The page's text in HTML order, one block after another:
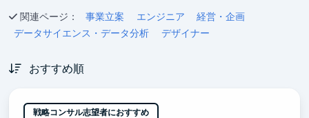
関連ページ： 事業立案 エンジニア
経営・企画
データサイエンス・データ分析
デザイナー
おすすめ順
戦略コンサル志望者におすすめ